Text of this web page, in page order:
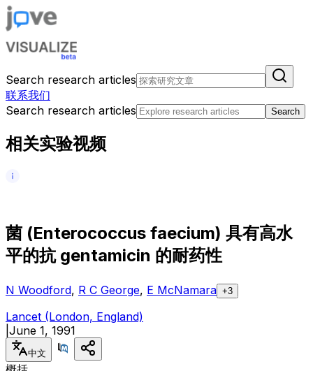
Search research articles
联系我们
Search research articles
Search
相关实验视频
菌 (Enterococcus faecium) 具有高水
平的抗 gentamicin 的耐药性
N Woodford, R C George, E McNamara +3
Lancet (London, England)
June 1, 1991
中文